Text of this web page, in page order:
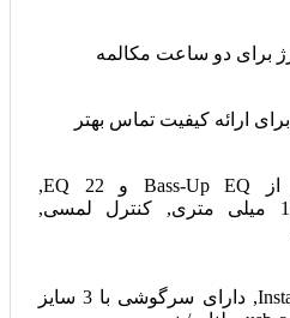
پشتیبانی از از Bass-Up EQ و 22 EQ,
درایورهای 10 میلی متری, کنترل لمسی,
1 * Install Guide, دارای سرگوشی با 3 سایز